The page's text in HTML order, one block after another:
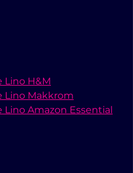
Lino H&M
Lino Makkrom
Lino Amazon Essential